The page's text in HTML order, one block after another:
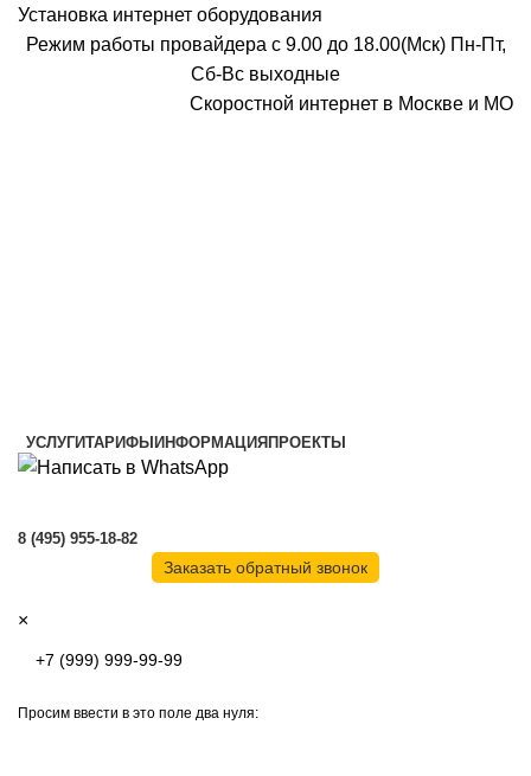
Установка интернет оборудования
Режим работы провайдера с 9.00 до 18.00(Мск) Пн-Пт,
Сб-Вс выходные
Скоростной интернет в Москве и МО
УСЛУГИТАРИФЫИНФОРМАЦИЯПРОЕКТЫ
8 (495) 955-18-82
Заказать обратный звонок
×
Просим ввести в это поле два нуля: